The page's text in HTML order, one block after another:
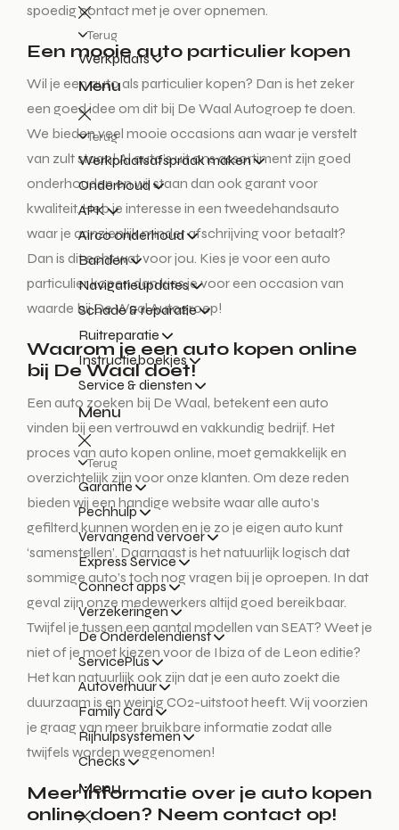
Terug
Werkplaats
Menu
Terug
Werkplaatsafspraak maken
Onderhoud
APK
Airco onderhoud
Banden
Navigatieupdates
Schade & reparatie
Ruitreparatie
Instructieboekjes
Service & diensten
Menu
Terug
Garantie
Pechhulp
Vervangend vervoer
Express Service
Connect apps
Verzekeringen
De Onderdelendienst
ServicePlus
Autoverhuur
Family Card
Rijhulpsystemen
Checks
Menu
spoedig contact met je over opnemen.
Een mooie auto particulier kopen
Wil je een auto als particulier kopen? Dan is het zeker
een goed idee om dit bij De Waal Autogroep te doen.
We bieden veel mooie occasions aan waar je verstelt
van zult staan! Al auto’s uit ons assortiment zijn goed
onderhouden en wij staan dan ook garant voor
kwaliteit. Heb je interesse in een tweedehandsauto
waar je aanzienlijk minder afschrijving voor betaalt?
Dan is dit echt wat voor jou. Kies je voor een auto
particulier kopen dan kies je voor een occasion van
waarde bij De Waal Autogroep!
Waarom je een auto kopen online
bij De Waal doet!
Een auto zoeken bij De Waal, betekent een auto
vinden bij een vertrouwd en vakkundig bedrijf. Het
proces van auto kopen online, moet gemakkelijk en
overzichtelijk zijn voor onze klanten. Om deze reden
bieden wij een handige website waar alle auto’s
gefilterd kunnen worden en je zo je eigen auto kunt
‘samenstellen’. Daarnaast is het natuurlijk logisch dat
sommige auto’s toch nog vragen bij je oproepen. In dat
geval zijn onze medewerkers altijd goed bereikbaar.
Twijfel je tussen een aantal modellen van SEAT? Weet je
niet of je moet kiezen voor de Ibiza of de Leon editie?
Het kan natuurlijk ook zijn dat je een auto zoekt die
duurzaam is en weinig CO2-uitstoot heeft. Wij voorzien
je graag van meer bruikbare informatie zodat alle
twijfels worden weggenomen!
Meer informatie over je auto kopen
online doen? Neem contact op!